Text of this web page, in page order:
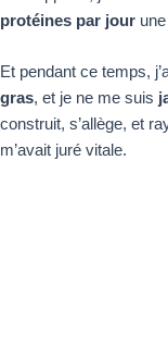
protéines par jour
Et pendant ce temps,
gras, et je ne me suis
construit, s’allège, et
m’avait juré vitale.